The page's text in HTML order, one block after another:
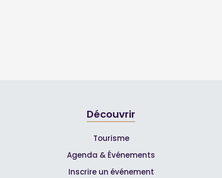
Découvrir
Tourisme
Agenda & Événements
Inscrire un événement